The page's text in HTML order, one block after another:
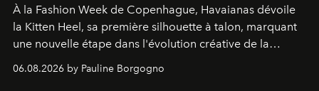
À la Fashion Week de Copenhague, Havaianas dévoile
la Kitten Heel, sa première silhouette à talon, marquant
une nouvelle étape dans l'évolution créative de la
06.08.2026 by Pauline Borgogno